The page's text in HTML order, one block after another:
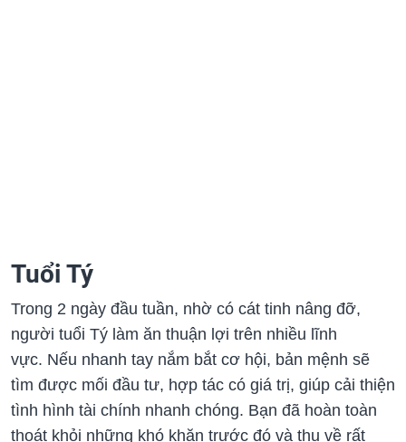
Tuổi Tý
Trong 2 ngày đầu tuần, nhờ có cát tinh nâng đỡ,
người tuổi Tý làm ăn thuận lợi trên nhiều lĩnh
vực. Nếu nhanh tay nắm bắt cơ hội, bản mệnh sẽ
tìm được mối đầu tư, hợp tác có giá trị, giúp cải thiện
tình hình tài chính nhanh chóng. Bạn đã hoàn toàn
thoát khỏi những khó khăn trước đó và thu về rất